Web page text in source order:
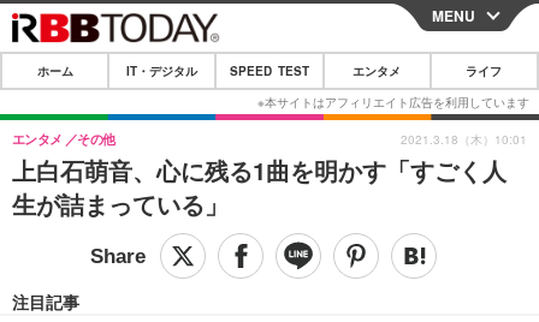
CLOSE
ホーム
IT・デジタル
IT・デジタルTOP スマートフォン
ショッピング その他
SPEED TEST
エンタメTOP 映画・ドラマ
MENU
ホーム IT・デジタル SPEED TEST エンタメ ライフ
上白石萌音、心に残る1曲を明かす「すごく人
生が詰まっている」
エンタメ その他
注目記事
2021.3.18（木）10:01